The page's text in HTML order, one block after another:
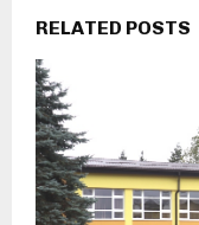
RELATED POSTS